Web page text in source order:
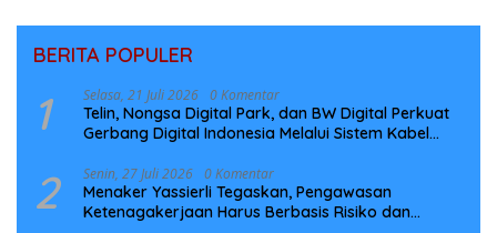
BERITA POPULER
1 Selasa, 21 Juli 2026 0 Komentar
Telin, Nongsa Digital Park, dan BW Digital Perkuat
Gerbang Digital Indonesia Melalui Sistem Kabel
2 Senin, 27 Juli 2026 0 Komentar
Menaker Yassierli Tegaskan, Pengawasan
Ketenagakerjaan Harus Berbasis Risiko dan